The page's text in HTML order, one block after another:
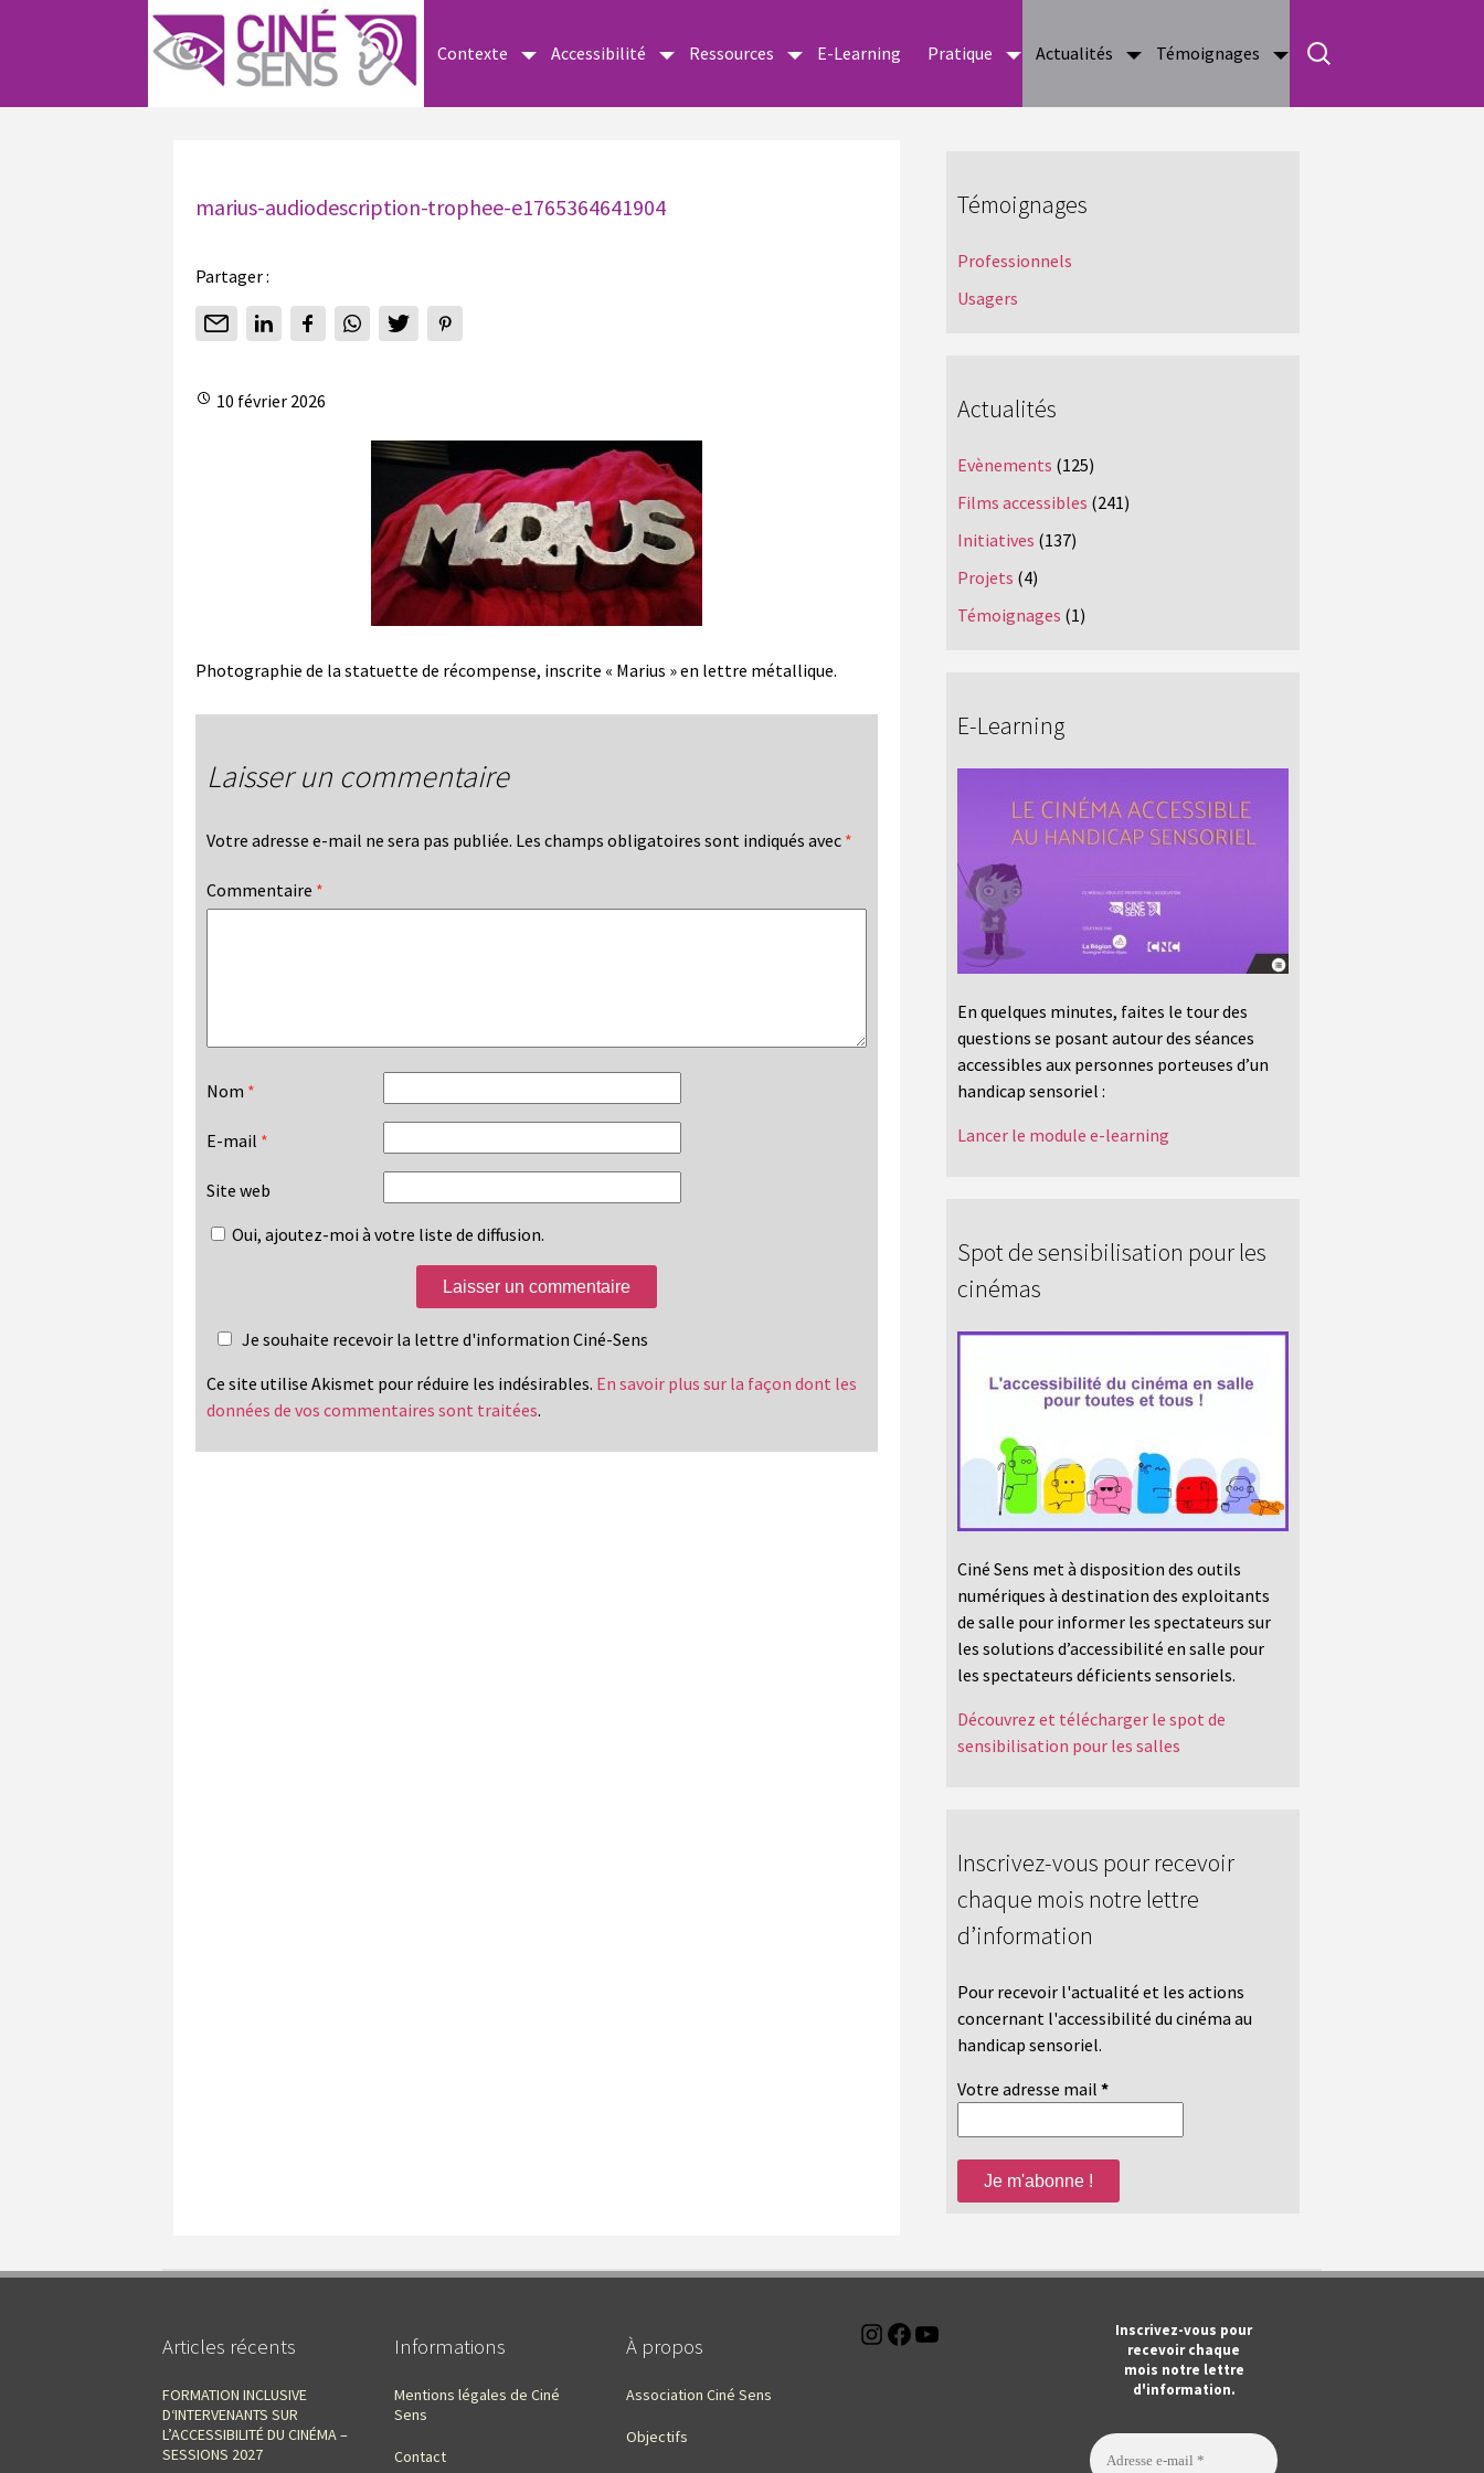
Contexte Accessibilité Ressources E-Learning Pratique Actualités Témoignages
marius-audiodescription-trophee-e1765364641904
Partager :
10 février 2026
Photographie de la statuette de récompense, inscrite « Marius » en lettre métallique.
Laisser un commentaire
Votre adresse e-mail ne sera pas publiée. Les champs obligatoires sont indiqués avec *
Commentaire *
Nom *
E-mail *
Site web
Oui, ajoutez-moi à votre liste de diffusion.
Je souhaite recevoir la lettre d'information Ciné-Sens
Ce site utilise Akismet pour réduire les indésirables. En savoir plus sur la façon dont les
données de vos commentaires sont traitées.
Témoignages
Professionnels
Usagers
Actualités
Evènements (125)
Films accessibles (241)
Initiatives (137)
Projets (4)
Témoignages (1)
E-Learning
En quelques minutes, faites le tour des
questions se posant autour des séances
accessibles aux personnes porteuses d’un
handicap sensoriel :
Lancer le module e-learning
Spot de sensibilisation pour les
cinémas
Ciné Sens met à disposition des outils
numériques à destination des exploitants
de salle pour informer les spectateurs sur
les solutions d’accessibilité en salle pour
les spectateurs déficients sensoriels.
Découvrez et télécharger le spot de
sensibilisation pour les salles
Inscrivez-vous pour recevoir
chaque mois notre lettre
d’information
Pour recevoir l'actualité et les actions
concernant l'accessibilité du cinéma au
handicap sensoriel.
Votre adresse mail *
Articles récents
FORMATION INCLUSIVE
D‘INTERVENANTS SUR
L’ACCESSIBILITÉ DU CINÉMA –
SESSIONS 2027
Informations
Mentions légales de Ciné
Sens
Contact
À propos
Association Ciné Sens
Objectifs
Instagram
Facebook
Inscrivez-vous pour
recevoir chaque
mois notre lettre
d'information.